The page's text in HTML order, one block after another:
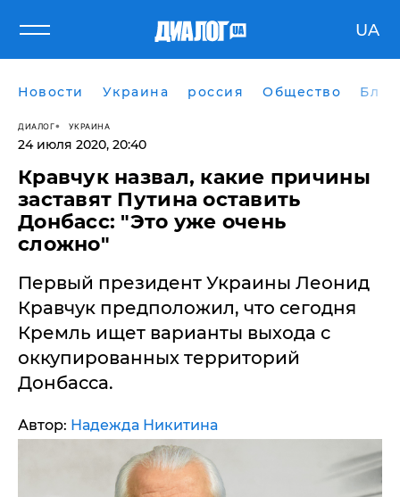
UA
Новости Украина россия Общество
ДИАЛОГ УКРАИНА
24 июля 2020, 20:40
Кравчук назвал, какие причины
заставят Путина оставить
Донбасс: "Это уже очень
сложно"
Первый президент Украины Леонид
Кравчук предположил, что сегодня
Кремль ищет варианты выхода с
оккупированных территорий
Донбасса.
Автор: Надежда Никитина